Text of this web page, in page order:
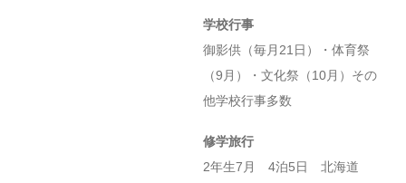
学校行事
御影供（毎月21日）・体育祭
（9月）・文化祭（10月）その
他学校行事多数
修学旅行
2年生7月 4泊5日 北海道